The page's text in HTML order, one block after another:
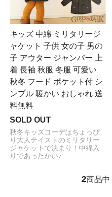
キッズ 中綿 ミリタリージ
ャケット 子供 女の子 男の
子 アウター ジャンパー 上
着 長袖 秋服 冬服 可愛い
秋冬 フード ポケット付 シ
ンプル 暖かい おしゃれ 送
料無料
SOLD OUT
秋冬キッズコーデはちょっぴ
り大人テイストのミリタリー
ジャケットで決まり！中綿入
りであったかい♪
2商品中